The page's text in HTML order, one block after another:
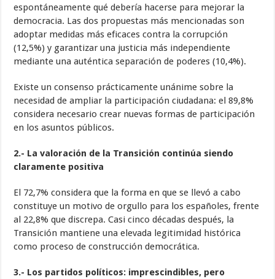
espontáneamente qué debería hacerse para mejorar la
democracia. Las dos propuestas más mencionadas son
adoptar medidas más eficaces contra la corrupción
(12,5%) y garantizar una justicia más independiente
mediante una auténtica separación de poderes (10,4%).
Existe un consenso prácticamente unánime sobre la
necesidad de ampliar la participación ciudadana: el 89,8%
considera necesario crear nuevas formas de participación
en los asuntos públicos.
2.- La valoración de la Transición continúa siendo
claramente positiva
El 72,7% considera que la forma en que se llevó a cabo
constituye un motivo de orgullo para los españoles, frente
al 22,8% que discrepa. Casi cinco décadas después, la
Transición mantiene una elevada legitimidad histórica
como proceso de construcción democrática.
3.- Los partidos políticos: imprescindibles, pero